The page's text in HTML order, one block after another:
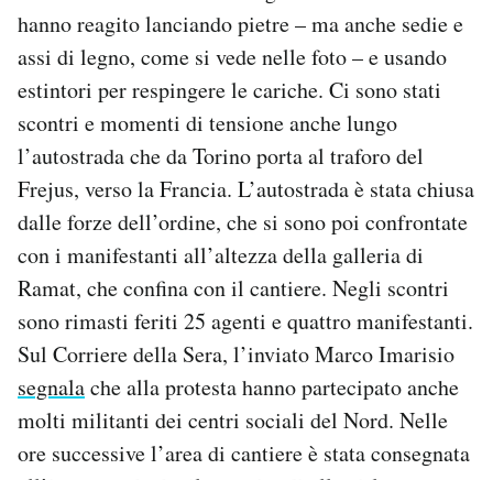
Notifiche mobile
Regala il Post
Hai bisogno di aiuto?
Esci
hanno reagito lanciando pietre – ma anche sedie e
assi di legno, come si vede nelle foto – e usando
estintori per respingere le cariche. Ci sono stati
scontri e momenti di tensione anche lungo
l’autostrada che da Torino porta al traforo del
Frejus, verso la Francia. L’autostrada è stata chiusa
dalle forze dell’ordine, che si sono poi confrontate
con i manifestanti all’altezza della galleria di
Ramat, che confina con il cantiere. Negli scontri
sono rimasti feriti 25 agenti e quattro manifestanti.
Sul Corriere della Sera, l’inviato Marco Imarisio
segnalache alla protesta hanno partecipato anche
molti militanti dei centri sociali del Nord. Nelle
ore successive l’area di cantiere è stata consegnata